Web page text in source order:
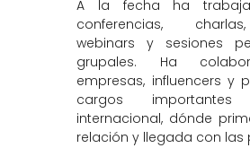
A la fecha ha
conferencias,
webinars y sesiones
grupales. Ha
empresas, influencers y
cargos
internacional, dónde
relación y llegada con las